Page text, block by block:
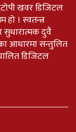
खवर डिजिटल
। स्वतन्त्र
सुधारात्मक दुवै
आधारमा सन्तुलित
डिजिटल